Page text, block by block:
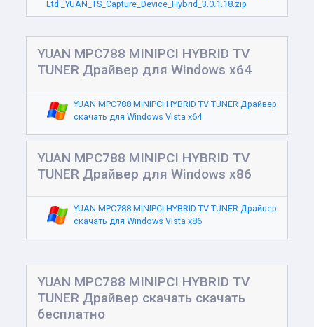
Ltd._YUAN_TS_Capture_Device_Hybrid_3.0.1.18.zip
YUAN MPC788 MINIPCI HYBRID TV
TUNER Драйвер для Windows x64
YUAN MPC788 MINIPCI HYBRID TV TUNER Драйвер
скачать для Windows Vista x64
YUAN MPC788 MINIPCI HYBRID TV
TUNER Драйвер для Windows x86
YUAN MPC788 MINIPCI HYBRID TV TUNER Драйвер
скачать для Windows Vista x86
YUAN MPC788 MINIPCI HYBRID TV
TUNER Драйвер скачать скачать
бесплатно